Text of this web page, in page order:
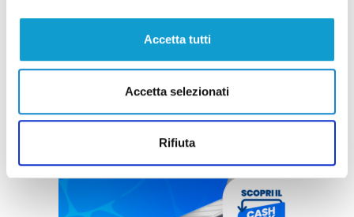
Accetta tutti
Accetta selezionati
Rifiuta